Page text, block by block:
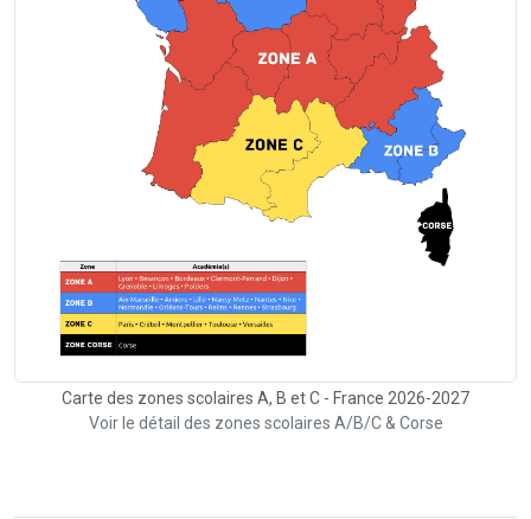
Carte des zones scolaires A, B et C - France 2026-2027
Voir le détail des zones scolaires A/B/C & Corse